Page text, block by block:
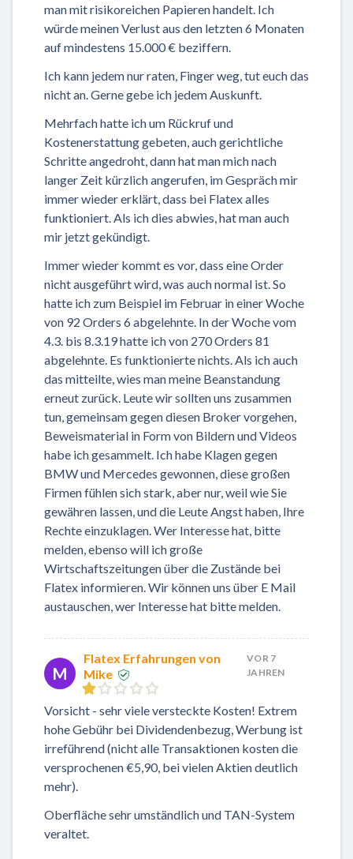
man mit risikoreichen Papieren handelt. Ich
würde meinen Verlust aus den letzten 6 Monaten
auf mindestens 15.000 € beziffern.
Ich kann jedem nur raten, Finger weg, tut euch das
nicht an. Gerne gebe ich jedem Auskunft.
Mehrfach hatte ich um Rückruf und
Kostenerstattung gebeten, auch gerichtliche
Schritte angedroht, dann hat man mich nach
langer Zeit kürzlich angerufen, im Gespräch mir
immer wieder erklärt, dass bei Flatex alles
funktioniert. Als ich dies abwies, hat man auch
mir jetzt gekündigt.
Immer wieder kommt es vor, dass eine Order
nicht ausgeführt wird, was auch normal ist. So
hatte ich zum Beispiel im Februar in einer Woche
von 92 Orders 6 abgelehnte. In der Woche vom
4.3. bis 8.3.19 hatte ich von 270 Orders 81
abgelehnte. Es funktionierte nichts. Als ich auch
das mitteilte, wies man meine Beanstandung
erneut zurück. Leute wir sollten uns zusammen
tun, gemeinsam gegen diesen Broker vorgehen,
Beweismaterial in Form von Bildern und Videos
habe ich gesammelt. Ich habe Klagen gegen
BMW und Mercedes gewonnen, diese großen
Firmen fühlen sich stark, aber nur, weil wie Sie
gewähren lassen, und die Leute Angst haben, Ihre
Rechte einzuklagen. Wer Interesse hat, bitte
melden, ebenso will ich große
Wirtschaftszeitungen über die Zustände bei
Flatex informieren. Wir können uns über E Mail
austauschen, wer Interesse hat bitte melden.
M
Flatex Erfahrungen von
Mike
VOR 7
JAHREN
Vorsicht - sehr viele versteckte Kosten! Extrem
hohe Gebühr bei Dividendenbezug, Werbung ist
irreführend (nicht alle Transaktionen kosten die
versprochenen €5,90, bei vielen Aktien deutlich
mehr).
Oberfläche sehr umständlich und TAN-System
veraltet.